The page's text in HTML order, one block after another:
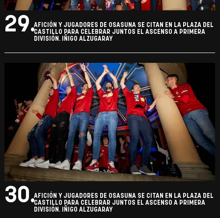
29.AFICIÓN Y JUGADORES DE OSASUNA SE CITAN EN LA PLAZA DEL
CASTILLO PARA CELEBRAR JUNTOS EL ASCENSO A PRIMERA
DIVISIÓN. IÑIGO ALZUGARAY
30.AFICIÓN Y JUGADORES DE OSASUNA SE CITAN EN LA PLAZA DEL
CASTILLO PARA CELEBRAR JUNTOS EL ASCENSO A PRIMERA
DIVISIÓN. IÑIGO ALZUGARAY